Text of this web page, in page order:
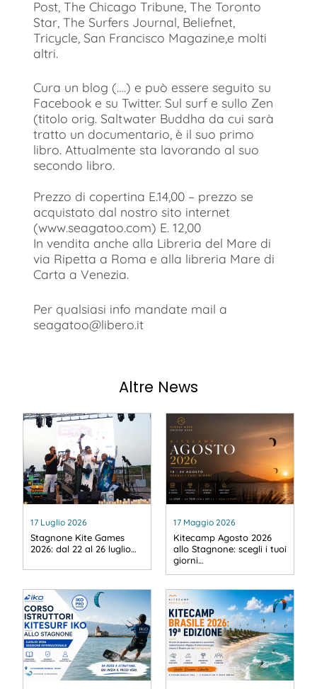
Post, The Chicago Tribune, The Toronto
Star, The Surfers Journal, Beliefnet,
Tricycle, San Francisco Magazine,e molti
altri.
Cura un blog (….) e può essere seguito su
Facebook e su Twitter. Sul surf e sullo Zen
(titolo orig. Saltwater Buddha da cui sarà
tratto un documentario, è il suo primo
libro. Attualmente sta lavorando al suo
secondo libro.
Prezzo di copertina E.14,00 – prezzo se
acquistato dal nostro sito internet
(www.seagatoo.com) E. 12,00
In vendita anche alla Libreria del Mare di
via Ripetta a Roma e alla libreria Mare di
Carta a Venezia.
Per qualsiasi info mandate mail a
seagatoo@libero.it
Altre News
17 Luglio 2026
Stagnone Kite Games
2026: dal 22 al 26 luglio…
17 Maggio 2026
Kitecamp Agosto 2026
allo Stagnone: scegli i tuoi
giorni…